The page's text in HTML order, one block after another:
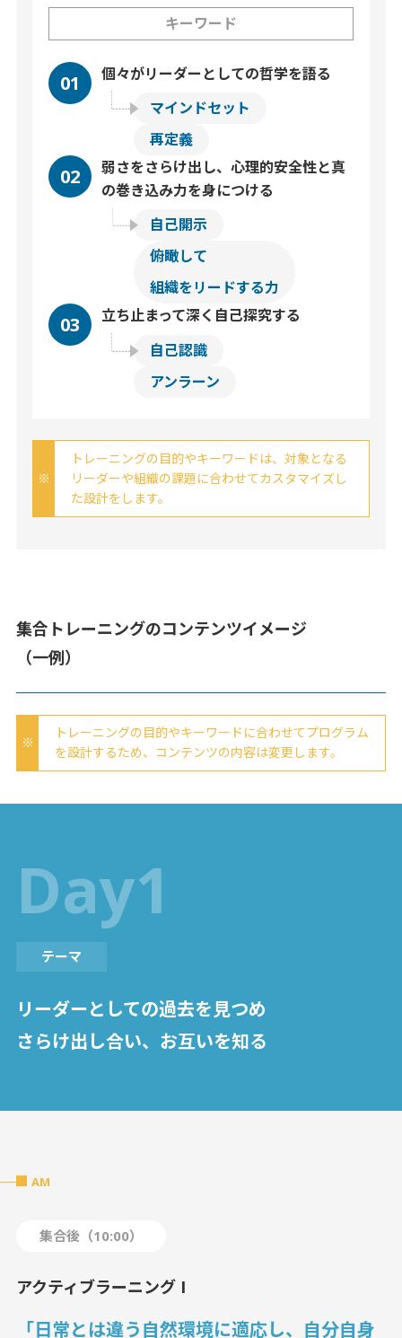
キーワード
01
個々がリーダーとしての哲学を語る
マインドセット
再定義
02
弱さをさらけ出し、心理的安全性と真
の巻き込み力を身につける
自己開示
俯瞰して
組織をリードする力
03
立ち止まって深く自己探究する
自己認識
アンラーン
トレーニングの目的やキーワードは、対象となる
リーダーや組織の課題に合わせてカスタマイズし
た設計をします。
集合トレーニングのコンテンツイメージ
（一例）
トレーニングの目的やキーワードに合わせてプログラム
を設計するため、コンテンツの内容は変更します。
Day1
テーマ
リーダーとしての過去を見つめ
さらけ出し合い、お互いを知る
AM
集合後（10:00）
アクティブラーニング I
「日常とは違う自然環境に適応し、自分自身